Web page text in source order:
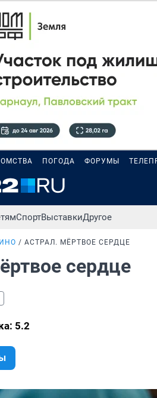
ПОГОДА ФОРУМЫ
СпортВыставкиДругое
АСТРАЛ. МЁРТВОЕ СЕРДЦЕ
сердце
5.2